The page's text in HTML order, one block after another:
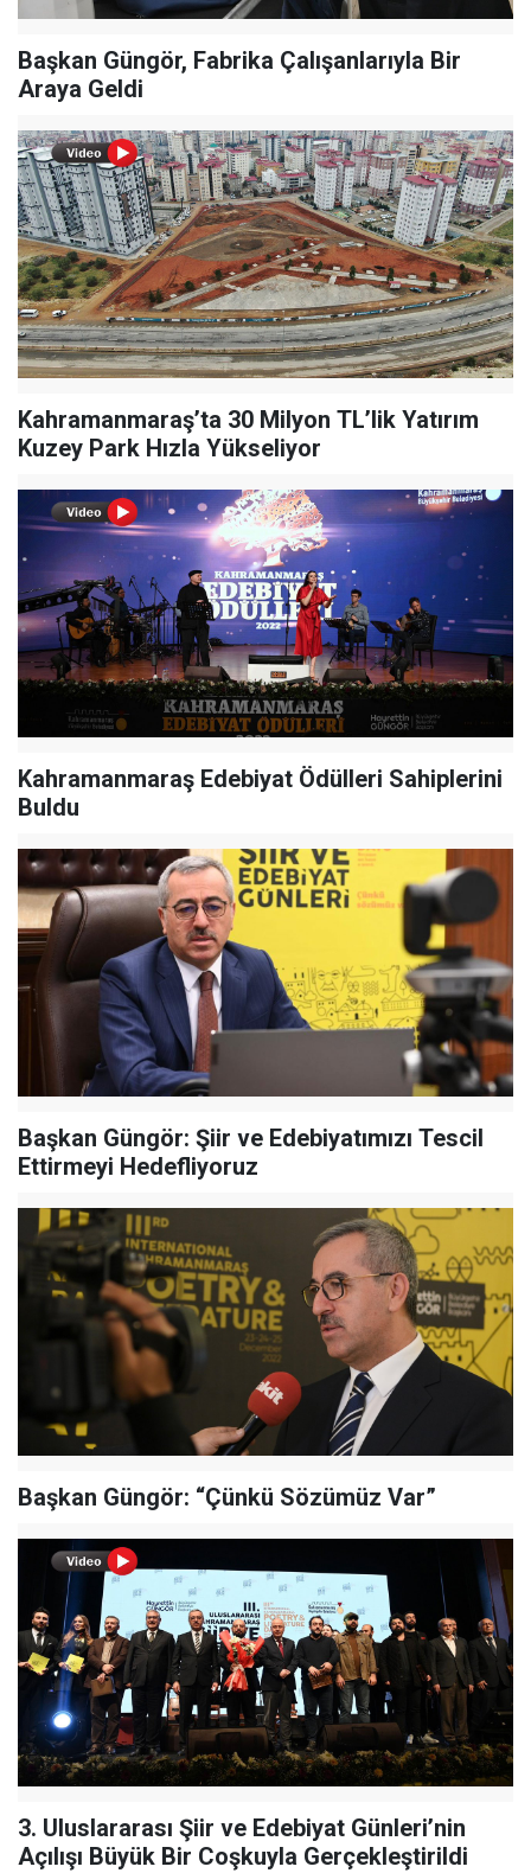
Başkan Güngör, Fabrika Çalışanlarıyla Bir
Araya Geldi
Kahramanmaraş’ta 30 Milyon TL’lik Yatırım
Kuzey Park Hızla Yükseliyor
Kahramanmaraş Edebiyat Ödülleri Sahiplerini
Buldu
Başkan Güngör: Şiir ve Edebiyatımızı Tescil
Ettirmeyi Hedefliyoruz
Başkan Güngör: “Çünkü Sözümüz Var”
3. Uluslararası Şiir ve Edebiyat Günleri’nin
Açılışı Büyük Bir Coşkuyla Gerçekleştirildi